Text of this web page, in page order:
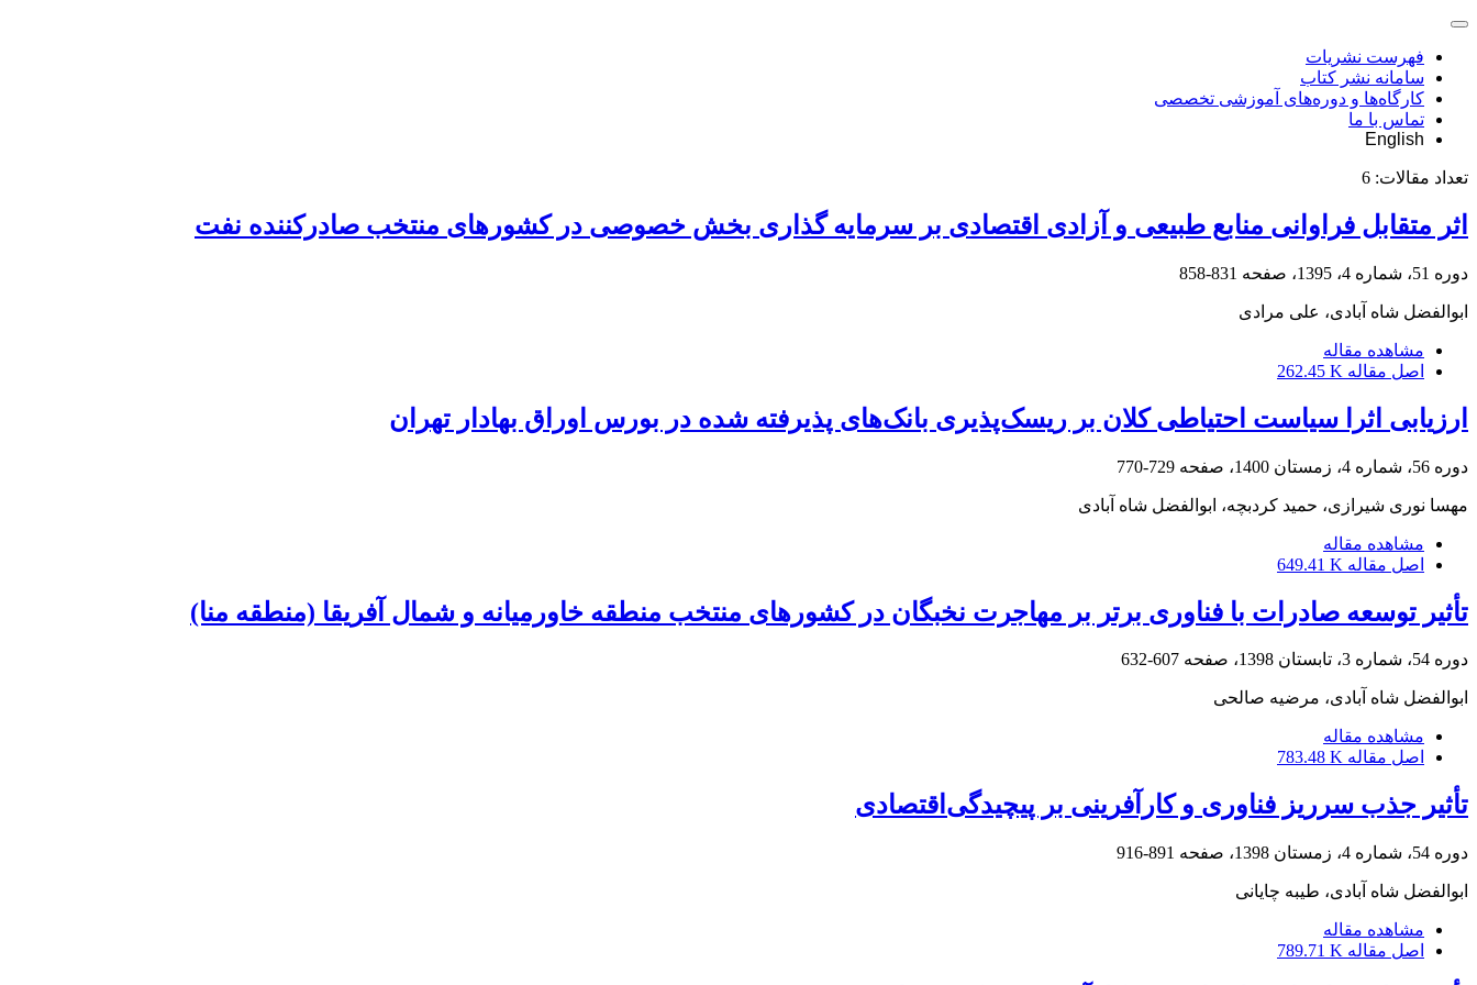
فهرست نشریات
سامانه نشر کتاب
کارگاه‌ها و دوره‌های آموزشی تخصصی
تماس با ما
English
تعداد مقالات: 6
اثر متقابل فراوانی منابع طبیعی و آزادی اقتصادی بر سرمایه گذاری بخش خصوصی در کشورهای منتخب صادرکننده نفت
دوره 51، شماره 4، 1395، صفحه 831-858
ابوالفضل شاه آبادی، علی مرادی
مشاهده مقاله
اصل مقاله 262.45 K
ارزیابی اثرا سیاست احتیاطی کلان بر ریسک‌پذیری بانک‌های پذیرفته شده در بورس اوراق بهادار تهران
دوره 56، شماره 4، زمستان 1400، صفحه 729-770
مهسا نوری شیرازی، حمید کردبچه، ابوالفضل شاه آبادی
مشاهده مقاله
اصل مقاله 649.41 K
تأثیر توسعه صادرات با فناوری برتر بر مهاجرت نخبگان در کشورهای منتخب منطقه خاورمیانه و شمال آفریقا (منطقه منا)
دوره 54، شماره 3، تابستان 1398، صفحه 607-632
ابوالفضل شاه آبادی، مرضیه صالحی
مشاهده مقاله
اصل مقاله 783.48 K
تأثیر جذب سرریز فناوری و کارآفرینی بر پیچیدگی‌اقتصادی
دوره 54، شماره 4، زمستان 1398، صفحه 891-916
ابوالفضل شاه آبادی، طیبه چایانی
مشاهده مقاله
اصل مقاله 789.71 K